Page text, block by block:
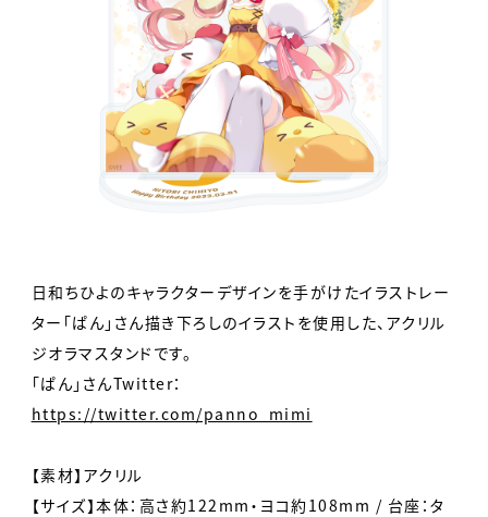
日和ちひよのキャラクターデザインを手がけたイラストレー
ター「ぱん」さん描き下ろしのイラストを使用した、アクリル
ジオラマスタンドです。
「ぱん」さんTwitter：
https://twitter.com/panno_mimi
【素材】アクリル
【サイズ】本体：高さ約122mm・ヨコ約108mm / 台座：タ